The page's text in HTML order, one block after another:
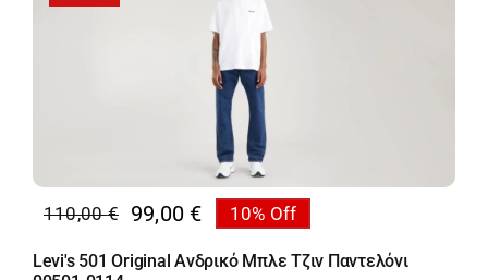
110,00€
Original
price
99,00 €
Η
τρέχουσα
10% Off
Levi's 501 Original Ανδρικό Μπλε Τζιν Παντελόνι